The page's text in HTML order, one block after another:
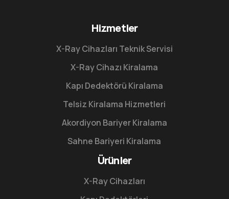
Hizmetler
X-Ray Cihazları Teknik Servisi
X-Ray Cihazı Kiralama
Kapı Dedektörü Kiralama
Telsiz Kiralama Hizmetleri
Akordiyon Bariyer Kiralama
Sahne Bariyeri Kiralama
Ürünler
X-Ray Cihazları